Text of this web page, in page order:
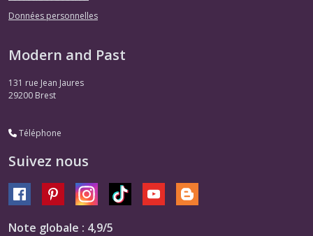
Données personnelles
Modern and Past
131 rue Jean Jaures
29200 Brest
Téléphone
Suivez nous
Note globale : 4,9/5